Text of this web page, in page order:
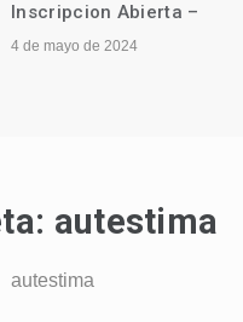
Inscripcion Abierta –
4 de mayo de 2024
autestima
autestima